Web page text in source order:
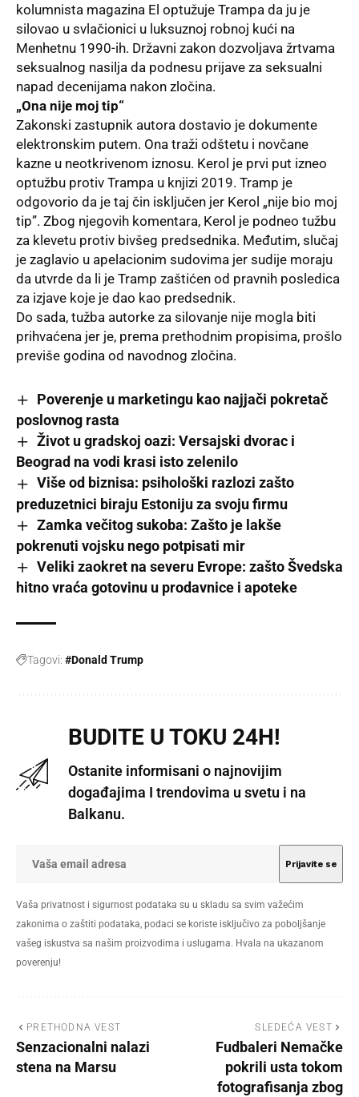
kolumnista magazina El optužuje Trampa da ju je
silovao u svlačionici u luksuznoj robnoj kući na
Menhetnu 1990-ih. Državni zakon dozvoljava žrtvama
seksualnog nasilja da podnesu prijave za seksualni
napad decenijama nakon zločina.
„Ona nije moj tip“
Zakonski zastupnik autora dostavio je dokumente
elektronskim putem. Ona traži odštetu i novčane
kazne u neotkrivenom iznosu. Kerol je prvi put izneo
optužbu protiv Trampa u knjizi 2019. Tramp je
odgovorio da je taj čin isključen jer Kerol „nije bio moj
tip”. Zbog njegovih komentara, Kerol je podneo tužbu
za klevetu protiv bivšeg predsednika. Međutim, slučaj
je zaglavio u apelacionim sudovima jer sudije moraju
da utvrde da li je Tramp zaštićen od pravnih posledica
za izjave koje je dao kao predsednik.
Do sada, tužba autorke za silovanje nije mogla biti
prihvaćena jer je, prema prethodnim propisima, prošlo
previše godina od navodnog zločina.
Poverenje u marketingu kao najjači pokretač
poslovnog rasta
Život u gradskoj oazi: Versajski dvorac i
Beograd na vodi krasi isto zelenilo
Više od biznisa: psihološki razlozi zašto
preduzetnici biraju Estoniju za svoju firmu
Zamka večitog sukoba: Zašto je lakše
pokrenuti vojsku nego potpisati mir
Veliki zaokret na severu Evrope: zašto Švedska
hitno vraća gotovinu u prodavnice i apoteke
Tagovi: #Donald Trump
BUDITE U TOKU 24H!
Ostanite informisani o najnovijim
događajima I trendovima u svetu i na
Balkanu.
Vaša privatnost i sigurnost podataka su u skladu sa svim važećim
zakonima o zaštiti podataka, podaci se koriste isključivo za poboljšanje
vašeg iskustva sa našim proizvodima i uslugama. Hvala na ukazanom
poverenju!
PRETHODNA VEST
Senzacionalni nalazi
stena na Marsu
SLEDEĆA VEST
Fudbaleri Nemačke
pokrili usta tokom
fotografisanja zbog